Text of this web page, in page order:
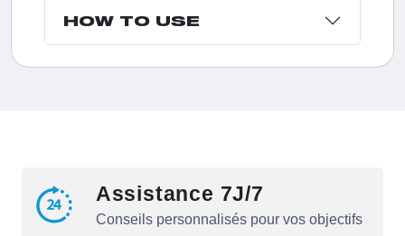
HOW TO USE
Assistance 7J/7
Conseils personnalisés pour vos objectifs